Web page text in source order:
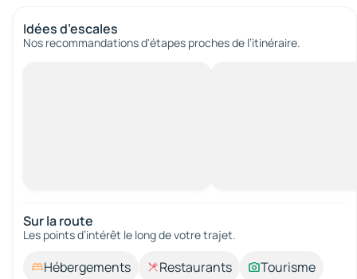
Idées d’escales
Nos recommandations d'étapes proches de l’itinéraire.
Sur la route
Les points d’intérêt le long de votre trajet.
Hébergements Restaurants
Tourisme